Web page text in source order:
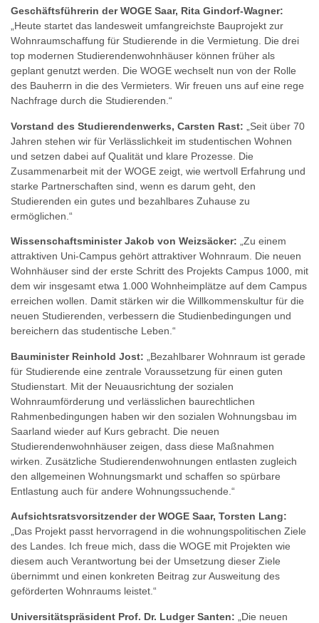
Geschäftsführerin der WOGE Saar, Rita Gindorf-Wagner:
„Heute startet das landesweit umfangreichste Bauprojekt zur
Wohnraumschaffung für Studierende in die Vermietung. Die drei
top modernen Studierendenwohnhäuser können früher als
geplant genutzt werden. Die WOGE wechselt nun von der Rolle
des Bauherrn in die des Vermieters. Wir freuen uns auf eine rege
Nachfrage durch die Studierenden.“
Vorstand des Studierendenwerks, Carsten Rast: „Seit über 70
Jahren stehen wir für Verlässlichkeit im studentischen Wohnen
und setzen dabei auf Qualität und klare Prozesse. Die
Zusammenarbeit mit der WOGE zeigt, wie wertvoll Erfahrung und
starke Partnerschaften sind, wenn es darum geht, den
Studierenden ein gutes und bezahlbares Zuhause zu
ermöglichen.“
Wissenschaftsminister Jakob von Weizsäcker: „Zu einem
attraktiven Uni-Campus gehört attraktiver Wohnraum. Die neuen
Wohnhäuser sind der erste Schritt des Projekts Campus 1000, mit
dem wir insgesamt etwa 1.000 Wohnheimplätze auf dem Campus
erreichen wollen. Damit stärken wir die Willkommenskultur für die
neuen Studierenden, verbessern die Studienbedingungen und
bereichern das studentische Leben.“
Bauminister Reinhold Jost: „Bezahlbarer Wohnraum ist gerade
für Studierende eine zentrale Voraussetzung für einen guten
Studienstart. Mit der Neuausrichtung der sozialen
Wohnraumförderung und verlässlichen baurechtlichen
Rahmenbedingungen haben wir den sozialen Wohnungsbau im
Saarland wieder auf Kurs gebracht. Die neuen
Studierendenwohnhäuser zeigen, dass diese Maßnahmen
wirken. Zusätzliche Studierendenwohnungen entlasten zugleich
den allgemeinen Wohnungsmarkt und schaffen so spürbare
Entlastung auch für andere Wohnungssuchende.“
Aufsichtsratsvorsitzender der WOGE Saar, Torsten Lang:
„Das Projekt passt hervorragend in die wohnungspolitischen Ziele
des Landes. Ich freue mich, dass die WOGE mit Projekten wie
diesem auch Verantwortung bei der Umsetzung dieser Ziele
übernimmt und einen konkreten Beitrag zur Ausweitung des
geförderten Wohnraums leistet.“
Universitätspräsident Prof. Dr. Ludger Santen: „Die neuen